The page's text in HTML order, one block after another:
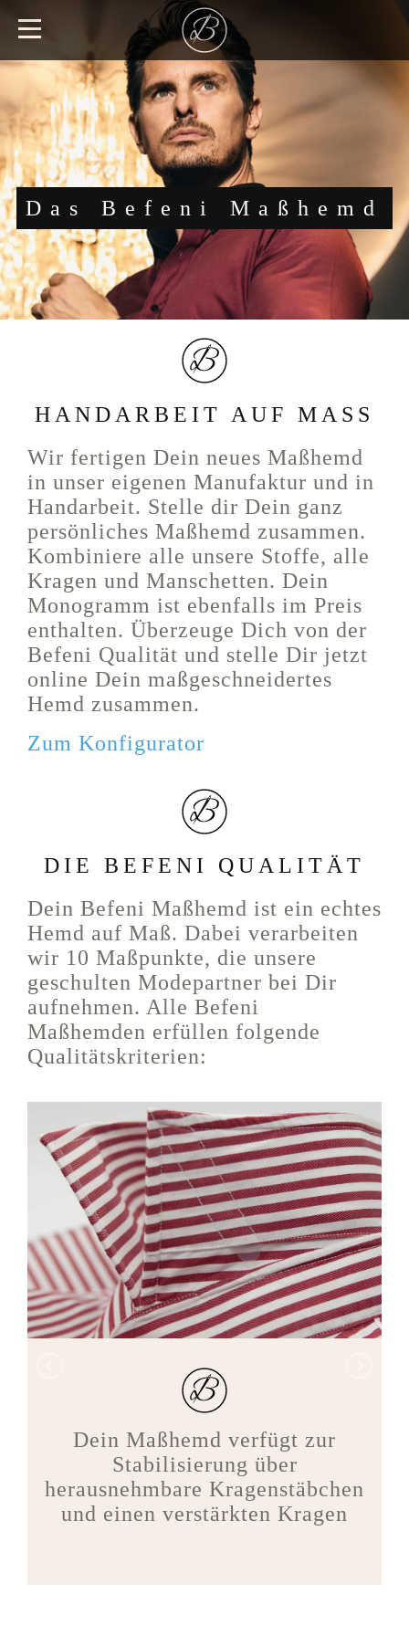
Das Befeni Maßhemd
HANDARBEIT AUF MASS
Wir fertigen Dein neues Maßhemd
in unser eigenen Manufaktur und in
Handarbeit. Stelle dir Dein ganz
persönliches Maßhemd zusammen.
Kombiniere alle unsere Stoffe, alle
Kragen und Manschetten. Dein
Monogramm ist ebenfalls im Preis
enthalten. Überzeuge Dich von der
Befeni Qualität und stelle Dir jetzt
online Dein maßgeschneidertes
Hemd zusammen.
Zum Konfigurator
DIE BEFENI QUALITÄT
Dein Befeni Maßhemd ist ein echtes
Hemd auf Maß. Dabei verarbeiten
wir 10 Maßpunkte, die unsere
geschulten Modepartner bei Dir
aufnehmen. Alle Befeni
Maßhemden erfüllen folgende
Qualitätskriterien:
Dein Maßhemd verfügt zur
Stabilisierung über
herausnehmbare Kragenstäbchen
und einen verstärkten Kragen